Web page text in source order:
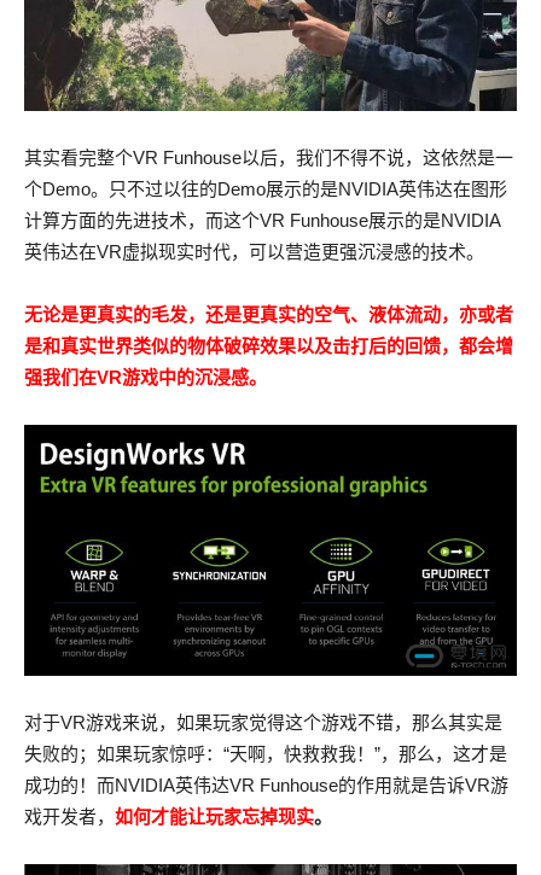
其实看完整个VR Funhouse以后，我们不得不说，这依然是一
个Demo。只不过以往的Demo展示的是NVIDIA英伟达在图形
计算方面的先进技术，而这个VR Funhouse展示的是NVIDIA
英伟达在VR虚拟现实时代，可以营造更强沉浸感的技术。
无论是更真实的毛发，还是更真实的空气、液体流动，亦或者
是和真实世界类似的物体破碎效果以及击打后的回馈，都会增
强我们在VR游戏中的沉浸感。
对于VR游戏来说，如果玩家觉得这个游戏不错，那么其实是
失败的；如果玩家惊呼：“天啊，快救救我！”，那么，这才是
成功的！而NVIDIA英伟达VR Funhouse的作用就是告诉VR游
戏开发者， 如何才能让玩家忘掉现实。